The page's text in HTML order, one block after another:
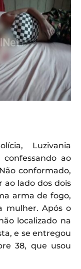
Luzivania
ao
conformado,
ao lado dos dois
arma de fogo,
mulher. Após o
localizado na
e se entregou
38, que usou